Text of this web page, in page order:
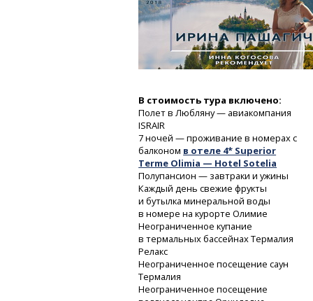
В стоимость тура включено:
Полет в Любляну — авиакомпания
ISRAIR
7 ночей — проживание в номерах с
балконом в отеле 4* Superior
Terme Olimia — Hotel Sotelia
Полупансион — завтраки и ужины
Каждый день свежие фрукты
и бутылка минеральной воды
в номере на курорте Олимие
Неограниченное купание
в термальных бассейнах Термалия
Релакс
Неограниченное посещение саун
Термалия
Неограниченное посещение